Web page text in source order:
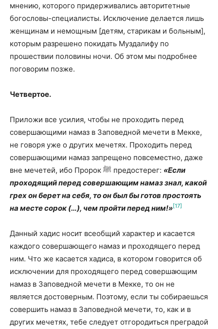
мнению, которого придер­живались авторитет­ные
богословы-специалисты. Исключение делается лишь
женщинам и немощным [детям, старикам и больным],
которым разрешено покидать Муздалифу по
прошествии половины ночи. Об этом мы подробнее
поговорим позже.
Четвертое.
Приложи все усилия, чтобы не проходить перед
совершающими намаз в Заповедной мечети в Мекке,
не говоря уже о других мечетях. Проходить перед
совершающими намаз запрещено повсеместно, даже
вне мечетей, ибо Пророк ﷺ предостерег: «Если
проходящий перед совершающим намаз знал, какой
грех он берет на себя, то он был бы готов простоять
на месте сорок (…), чем пройти перед ним!»[17]
Данный хадис носит всеобщий характер и касается
каждого совершающего намаз и проходящего перед
ним. Что же касается хадиса, в котором говорится об
исключении для проходящего перед совершающим
намаз в Заповедной мечети в Мекке, то он не
является достоверным. Поэтому, если ты собира­ешься
совершить намаз в Заповедной мечети, то, как и в
других мечетях, тебе следует отгородиться преградой